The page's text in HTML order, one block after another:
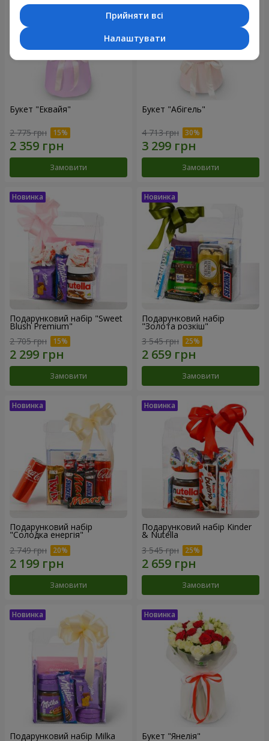
Букет "Еквайя"
2 775 грн
Замовити
Букет "Абігель"
4 713 грн
Замовити
Подарунковий набір "Sweet
Blush Premium"
2 705 грн
Замовити
Подарунковий набір
"Золота розкіш"
3 545 грн
Замовити
Подарунковий набір
"Солодка енергія"
2 749 грн
Замовити
Подарунковий набір Kinder
& Nutella
3 545 грн
Замовити
Подарунковий набір Milka Букет "Янелія"
Прийняти всі
Налаштувати